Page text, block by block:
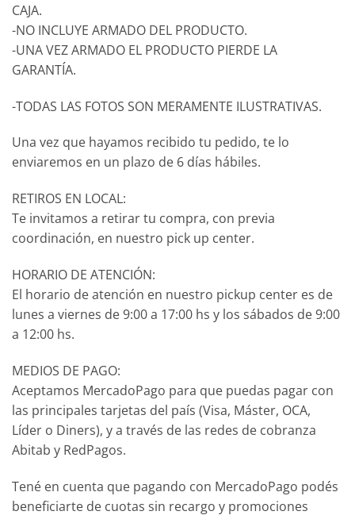
CAJA.
-NO INCLUYE ARMADO DEL PRODUCTO.
-UNA VEZ ARMADO EL PRODUCTO PIERDE LA
GARANTÍA.
-TODAS LAS FOTOS SON MERAMENTE ILUSTRATIVAS.
Una vez que hayamos recibido tu pedido, te lo
enviaremos en un plazo de 6 días hábiles.
RETIROS EN LOCAL:
Te invitamos a retirar tu compra, con previa
coordinación, en nuestro pick up center.
HORARIO DE ATENCIÓN:
El horario de atención en nuestro pickup center es de
lunes a viernes de 9:00 a 17:00 hs y los sábados de 9:00
a 12:00 hs.
MEDIOS DE PAGO:
Aceptamos MercadoPago para que puedas pagar con
las principales tarjetas del país (Visa, Máster, OCA,
Líder o Diners), y a través de las redes de cobranza
Abitab y RedPagos.
Tené en cuenta que pagando con MercadoPago podés
beneficiarte de cuotas sin recargo y promociones